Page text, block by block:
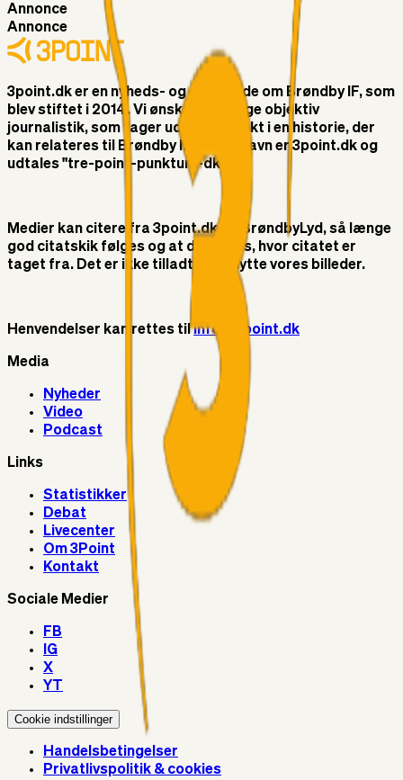
Annonce
Annonce
3point.dk er en nyheds- og debatside om Brøndby IF, som
blev stiftet i 2014. Vi ønsker at bringe objektiv
journalistik, som tager udgangspunkt i en historie, der
kan relateres til Brøndby IF. Vores navn er 3point.dk og
udtales "tre-point-punktum-dk"
Medier kan citere fra 3point.dk og BrøndbyLyd, så længe
god citatskik følges og at der linkes, hvor citatet er
taget fra. Det er ikke tilladt at benytte vores billeder.
Henvendelser kan rettes tilinfo@3point.dk
Media
Nyheder
Video
Podcast
Links
Statistikker
Debat
Livecenter
Om 3Point
Kontakt
Sociale Medier
FB
IG
X
YT
Cookie indstillinger
Handelsbetingelser
Privatlivspolitik & cookies